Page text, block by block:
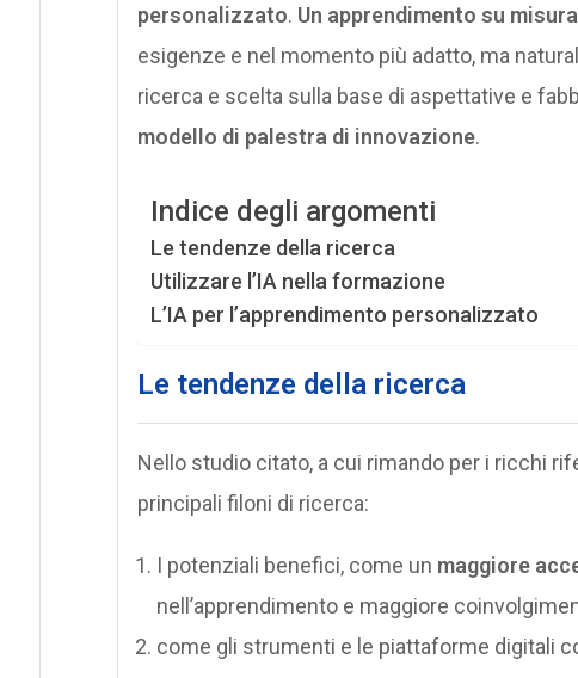
personalizzato. Un apprendimento su misura
esigenze e nel momento più adatto, ma
ricerca e scelta sulla base di aspettative e
modello di palestra di innovazione.
Indice degli argomenti
Le tendenze della ricerca
Utilizzare l’IA nella formazione
L’IA per l’apprendimento personalizzato
Le tendenze della ricerca
Nello studio citato, a cui rimando per i ricchi
principali filoni di ricerca:
I potenziali benefici, come un maggiore
nell’apprendimento e maggiore
come gli strumenti e le piattaforme digitali